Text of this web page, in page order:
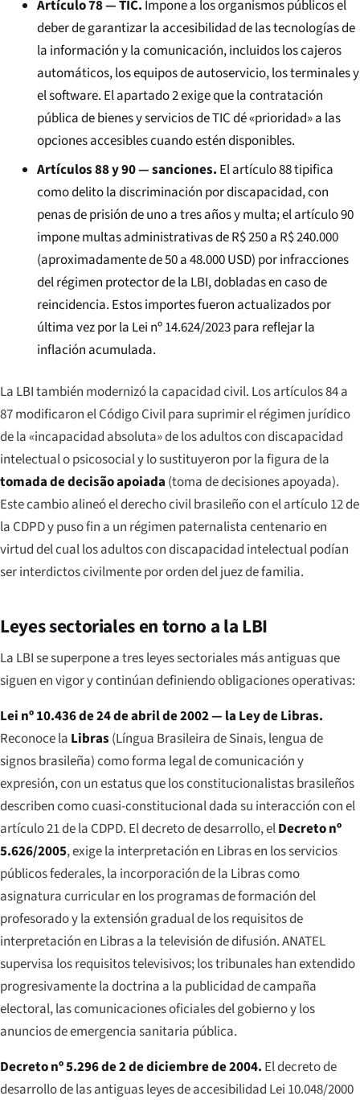
Artículo 78 — TIC. Impone a los organismos públicos el
deber de garantizar la accesibilidad de las tecnologías de
la información y la comunicación, incluidos los cajeros
automáticos, los equipos de autoservicio, los terminales y
el software. El apartado 2 exige que la contratación
pública de bienes y servicios de TIC dé «prioridad» a las
opciones accesibles cuando estén disponibles.
Artículos 88 y 90 — sanciones. El artículo 88 tipifica
como delito la discriminación por discapacidad, con
penas de prisión de uno a tres años y multa; el artículo 90
impone multas administrativas de R$ 250 a R$ 240.000
(aproximadamente de 50 a 48.000 USD) por infracciones
del régimen protector de la LBI, dobladas en caso de
reincidencia. Estos importes fueron actualizados por
última vez por la Lei nº 14.624/2023 para reflejar la
inflación acumulada.
La LBI también modernizó la capacidad civil. Los artículos 84 a
87 modificaron el Código Civil para suprimir el régimen jurídico
de la «incapacidad absoluta» de los adultos con discapacidad
intelectual o psicosocial y lo sustituyeron por la figura de la
tomada de decisão apoiada (toma de decisiones apoyada).
Este cambio alineó el derecho civil brasileño con el artículo 12 de
la CDPD y puso fin a un régimen paternalista centenario en
virtud del cual los adultos con discapacidad intelectual podían
ser interdictos civilmente por orden del juez de familia.
Leyes sectoriales en torno a la LBI
La LBI se superpone a tres leyes sectoriales más antiguas que
siguen en vigor y continúan definiendo obligaciones operativas:
Lei nº 10.436 de 24 de abril de 2002 — la Ley de Libras.
Reconoce la Libras (Língua Brasileira de Sinais, lengua de
signos brasileña) como forma legal de comunicación y
expresión, con un estatus que los constitucionalistas brasileños
describen como cuasi-constitucional dada su interacción con el
artículo 21 de la CDPD. El decreto de desarrollo, elDecreto nº
5.626/2005, exige la interpretación en Libras en los servicios
públicos federales, la incorporación de la Libras como
asignatura curricular en los programas de formación del
profesorado y la extensión gradual de los requisitos de
interpretación en Libras a la televisión de difusión. ANATEL
supervisa los requisitos televisivos; los tribunales han extendido
progresivamente la doctrina a la publicidad de campaña
electoral, las comunicaciones oficiales del gobierno y los
anuncios de emergencia sanitaria pública.
Decreto nº 5.296 de 2 de diciembre de 2004. El decreto de
desarrollo de las antiguas leyes de accesibilidad Lei 10.048/2000